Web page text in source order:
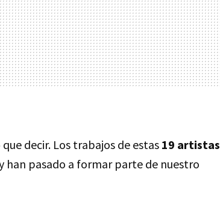
decir. Los trabajos de estas 19 artistas
han pasado a formar parte de nuestro